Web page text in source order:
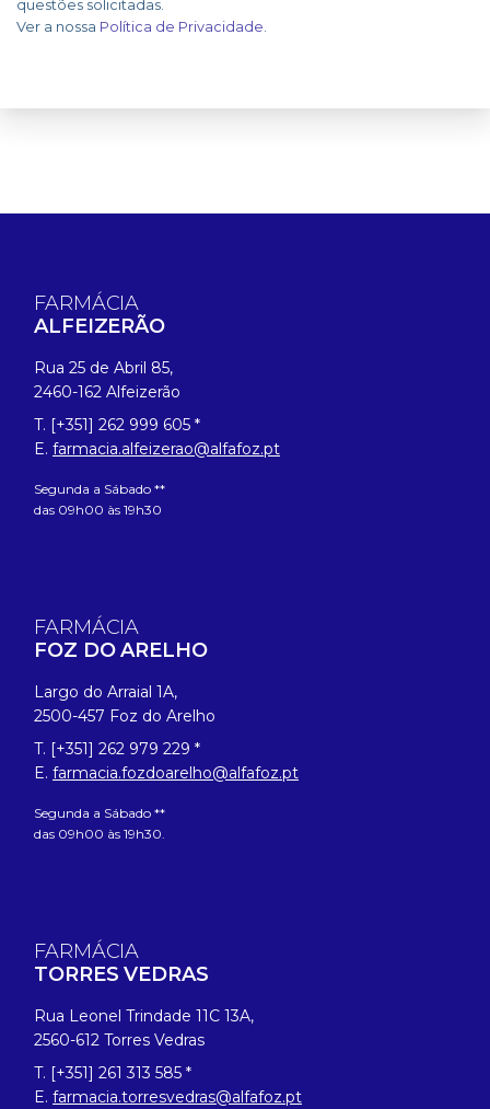
questões solicitadas.
Ver a nossa Política de Privacidade.
FARMÁCIA
ALFEIZERÃO
Rua 25 de Abril 85,
2460-162 Alfeizerão
T. [+351] 262 999 605 *
E. farmacia.alfeizerao@alfafoz.pt
Segunda a Sábado **
das 09h00 às 19h30
FARMÁCIA
FOZ DO ARELHO
Largo do Arraial 1A,
2500-457 Foz do Arelho
T. [+351] 262 979 229 *
E. farmacia.fozdoarelho@alfafoz.pt
Segunda a Sábado **
das 09h00 às 19h30.
FARMÁCIA
TORRES VEDRAS
Rua Leonel Trindade 11C 13A,
2560-612 Torres Vedras
T. [+351] 261 313 585 *
E. farmacia.torresvedras@alfafoz.pt